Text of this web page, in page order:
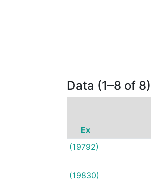
Data (1–8 of 8)
Ex
(19792)
(19830)